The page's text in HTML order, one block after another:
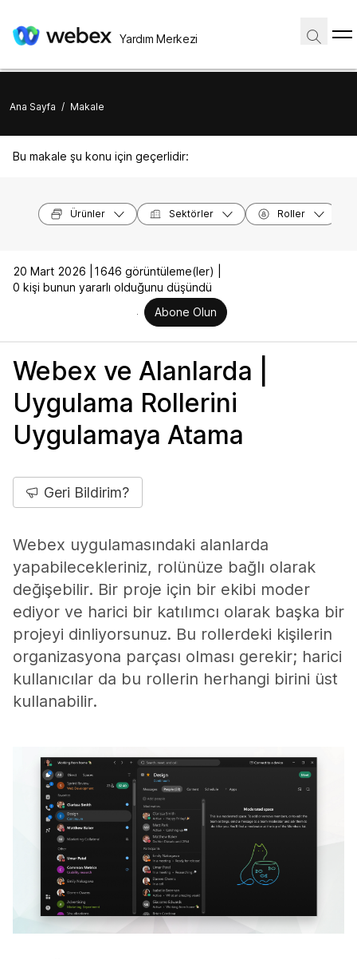
Yardım Merkezi
Ana Sayfa / Makale
Bu makale şu konu için geçerlidir:
Ürünler Sektörler Roller
20 Mart 2026 |
1646 görüntüleme(ler) |
0 kişi bunun yararlı olduğunu düşündü
Abone Olun
Webex ve Alanlarda |
Uygulama Rollerini
Uygulamaya Atama
Geri Bildirim?
Webex uygulamasındaki alanlarda
yapabilecekleriniz, rolünüze bağlı olarak
değişebilir. Bir proje için bir ekibi moder
ediyor ve harici bir katılımcı olarak başka bir
projeyi dinliyorsunuz. Bu rollerdeki kişilerin
organizasyona parçası olması gerekir; harici
kullanıcılar da bu rollerin herhangi birini üst
kullanabilir.